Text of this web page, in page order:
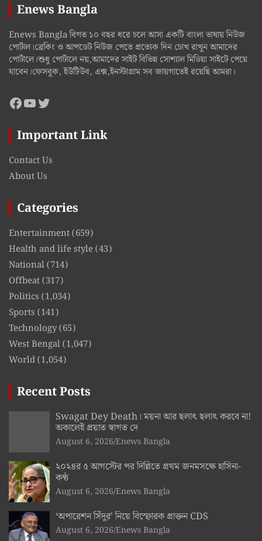
Enews Bangla
Enews Bangla বিগত ১০ বছর ধরে চলে আসা একটি বাংলা ভাষায় নিউজ
পোর্টাল।ব্রেকিং ও আপডেট নিউজ পেতে প্রত্যেক দিন চোখ রাখুন আমাদের
পোর্টালে।শুধু পোর্টালে নয়,আমাদের সাইট বিভিন্ন সোশ্যাল মিডিয়া সাইটে পেয়ে
যাবেন।ফেসবুক, ইউটিউব, এক্স,ইনস্টাগ্রাম সব জায়গাতেই রয়েছি আমরা।
Facebook
YouTube
Twitter
Important Link
Contact Us
About Us
Categories
Entertainment(659)
Health and life style(43)
National(714)
Offbeat(317)
Politics (1,034)
Sports (141)
Technology(65)
West Bengal(1,047)
World(1,054)
Recent Posts
Swagat Dey Death। ময়না আর ছলাৎ ছলাৎ করবে না!
অকালেই প্রয়াত স্বাগত দে
August 6, 2026 Enews Bangla
২০২৪র ৫ আগস্টের পর দিল্লিতে প্রথম জনমসক্ষে হাসিনা-
কণ্ঠ
August 6, 2026 Enews Bangla
‘অপারেশন সিঁদুর’ নিয়ে বিস্ফোরক প্রাক্তন CDS
August 6, 2026 Enews Bangla